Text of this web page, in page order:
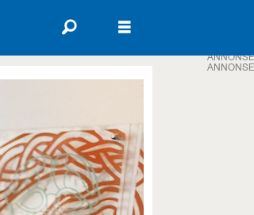
ANNONSE
ANNONSE